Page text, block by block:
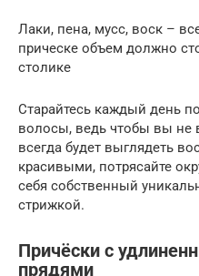
Лаки, пена, мусс, воск –
прическе объем должно
столике
Старайтесь каждый день
волосы, ведь чтобы вы не
всегда будет выглядеть
красивыми, потрясайте
себя собственный
стрижкой.
Причёски с
прядями